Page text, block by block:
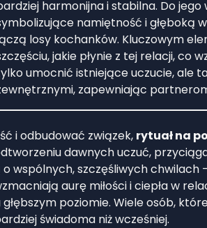
harmonijna i stabilna. Do
namiętność i głęboką
losy kochanków. Kluczowym
jakie płynie z tej relacji, co
umocnić istniejące uczucie, ale
zapewniając
i odbudować związek, rytuał na
dawnych uczuć,
szczęśliwych chwilach
aurę miłości i ciepła w
poziomie. Wiele osób,
świadoma niż wcześniej.